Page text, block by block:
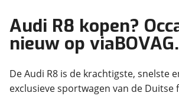
Audi R8 kopen?
nieuw op
De Audi R8 is de krachtigste, snelste
exclusieve sportwagen van de Duitse